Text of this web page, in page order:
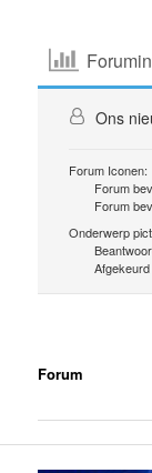
Ons
Forum Iconen:
Forum
Forum
Onderwerp
Afgekeurd
Forum